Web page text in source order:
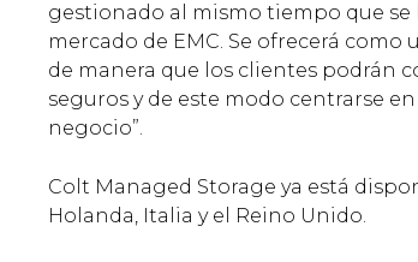
gestionado al mismo tiempo que
mercado de EMC. Se ofrecerá
de manera que los clientes podrán
seguros y de este modo centrarse
negocio”.
Colt Managed Storage ya está
Holanda, Italia y el Reino Unido.